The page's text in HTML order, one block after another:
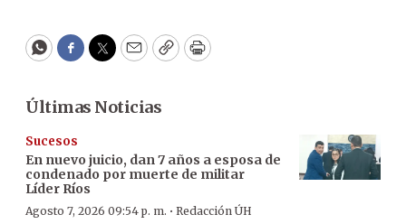
WhatsApp
Facebook
Twitter
EmailCopyPrint
Últimas Noticias
Sucesos
En nuevo juicio, dan 7 años a esposa de
condenado por muerte de militar
Líder Ríos
Agosto 7, 2026 09:54 p. m. · Redacción ÚH